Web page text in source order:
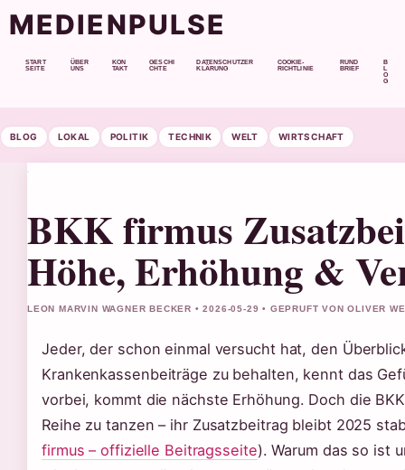
MEDIENPULSE
START
SEITE
ÜBER
UNS
KON
TAKT
GESCHI
CHTE
DATENSCHUTZER
KLÄRUNG
COOKIE-
RICHTLINIE
RUND
BRIEF
B
O
G
BLOG LOKAL POLITIK TECHNIK WELT WIRTSCHAFT
BKK firmus
Höhe, Erhöhung &
LEON MARVIN WAGNER BECKER • 2026-05-29 • GEPRUFT VON OLIVER
Jeder, der schon einmal versucht hat, den
Krankenkassenbeiträge zu behalten, kennt das
vorbei, kommt die nächste Erhöhung. Doch die
Reihe zu tanzen – ihr Zusatzbeitrag bleibt 2025
firmus – offizielle Beitragsseite). Warum das so ist